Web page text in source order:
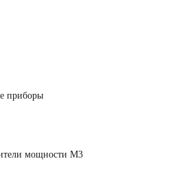
приборы
мощности М3